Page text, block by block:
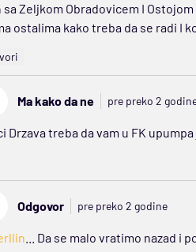
sa Zeljkom Obradovicem I
ostalima kako treba da se radi I
Ma kako da ne pre preko 2
Drzava treba da vam u FK
Odgovor pre preko 2 godine
... Da se malo vratimo nazad i